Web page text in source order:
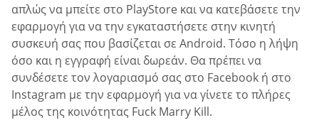
απλώς να μπείτε στο PlayStore και να κατεβάσετε την
εφαρμογή για να την εγκαταστήσετε στην κινητή
συσκευή σας που βασίζεται σε Android. Τόσο η λήψη
όσο και η εγγραφή είναι δωρεάν. Θα πρέπει να
συνδέσετε τον λογαριασμό σας στο Facebook ή στο
Instagram με την εφαρμογή για να γίνετε το πλήρες
μέλος της κοινότητας Fuck Marry Kill.